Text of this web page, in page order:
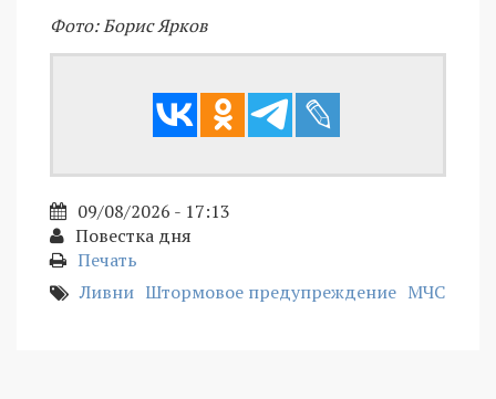
Фото: Борис Ярков
09/08/2026 - 17:13
Повестка дня
Печать
Ливни Штормовое предупреждение МЧС